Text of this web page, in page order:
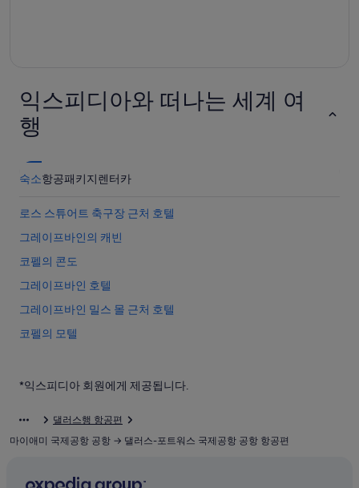
익스피디아와 떠나는 세계 여
행
숙소항공패키지렌터카
로스 스튜어트 축구장 근처 호텔
그레이프바인의 캐빈
코펠의 콘도
그레이프바인 호텔
그레이프바인 밀스 몰 근처 호텔
코펠의 모텔
그레이프바인의 아파트
그레이프바인의 공항 셔틀 제공 호텔
그레이프바인의 캐러밴 파크
*익스피디아 회원에게 제공됩니다.
댈러스행 항공편
마이애미 국제공항 공항 → 댈러스-포트워스 국제공항 공항 항공편